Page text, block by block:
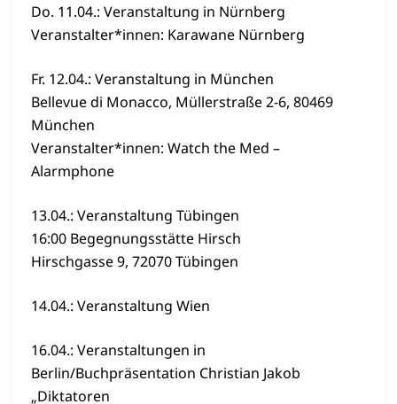
Do. 11.04.: Veranstaltung in Nürnberg
Veranstalter*innen: Karawane Nürnberg
Fr. 12.04.: Veranstaltung in München
Bellevue di Monacco, Müllerstraße 2-6, 80469
München
Veranstalter*innen: Watch the Med –
Alarmphone
13.04.: Veranstaltung Tübingen
16:00 Begegnungsstätte Hirsch
Hirschgasse 9, 72070 Tübingen
14.04.: Veranstaltung Wien
16.04.: Veranstaltungen in
Berlin/Buchpräsentation Christian Jakob
„Diktatoren